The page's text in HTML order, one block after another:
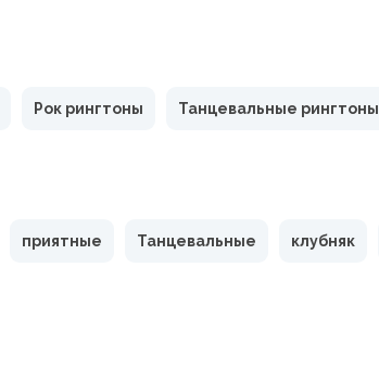
Рок рингтоны Танцевальные рингтоны
приятные Танцевальные клубняк